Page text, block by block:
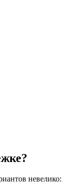
невелико: